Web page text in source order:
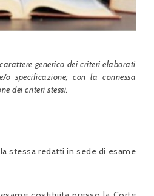
generico dei criteri elaborati
o specificazione; con la connessa
dei criteri stessi.
stessa redatti in sede di esame